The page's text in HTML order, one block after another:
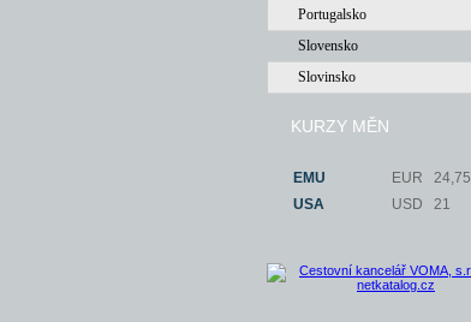
Portugalsko
Slovensko
Slovinsko
KURZY MĚN
EMU EUR
24,75
USA
USD 21